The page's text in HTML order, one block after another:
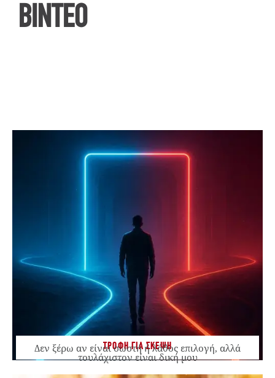
ΒΙΝΤΕΟ
ΤΡΟΦΗ ΓΙΑ ΣΚΕΨΗ
Δεν ξέρω αν είναι σωστή ή λάθος επιλογή, αλλά
τουλάχιστον είναι δική μου